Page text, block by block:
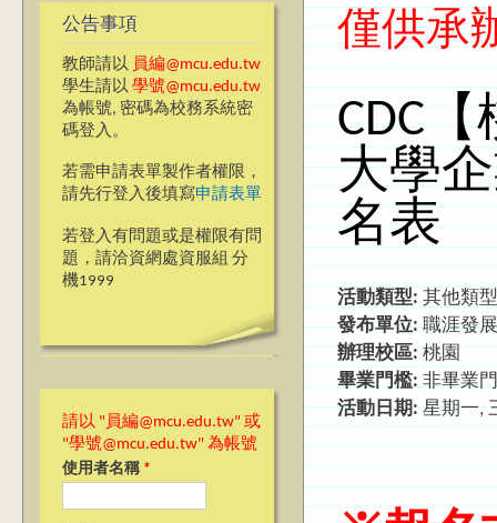
公告事項
教師請以 員編@mcu.edu.tw
學生請以 學號@mcu.edu.tw
為帳號, 密碼為校務系統密
碼登入。
若需申請表單製作者權限，
請先行登入後填寫申請表單
若登入有問題或是權限有問
題，請洽資網處資服組 分
機1999
請以 "員編@mcu.edu.tw" 或
"學號@mcu.edu.tw" 為帳號
使用者名稱 *
僅供承
CDC
大學
名表
活動類型: 其他類
發布單位:職涯發
辦理校區:桃園
畢業門檻: 非畢業
活動日期:星期一,